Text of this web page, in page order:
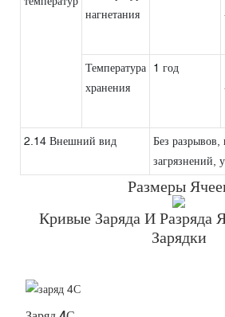
нагнетания
Температура
хранения
1 год
2.14 Внешний вид
Без разрывов,
загрязнений,
Размеры
Кривые Заряда И Разряда
Зарядки